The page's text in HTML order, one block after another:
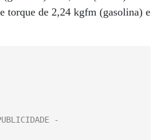
torque de 2,24 kgfm (gasolina) e